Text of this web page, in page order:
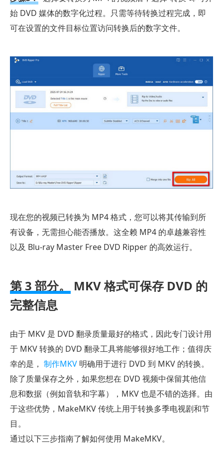
始 DVD 媒体的数字化过程。只需等待转换过程完成，即
可在设置的文件目标位置访问转换后的数字文件。
现在您的视频已转换为 MP4 格式，您可以将其传输到所
有设备，无需担心能否播放。这全赖 MP4 的卓越兼容性
以及 Blu-ray Master Free DVD Ripper 的高效运行。
第 3 部分。
MKV 格式可保存 DVD 的
完整信息
由于 MKV 是 DVD 翻录质量最好的格式，因此专门设计用
于 MKV 转换的 DVD 翻录工具将能够很好地工作；值得庆
幸的是， 制作MKV 明确用于进行 DVD 到 MKV 的转换。
除了质量保存之外，如果您想在 DVD 视频中保留其他信
息和数据（例如音轨和字幕），MKV 也是不错的选择。由
于这些优势，MakeMKV 传统上用于转换多季电视剧和节
目。
通过以下三步指南了解如何使用 MakeMKV。